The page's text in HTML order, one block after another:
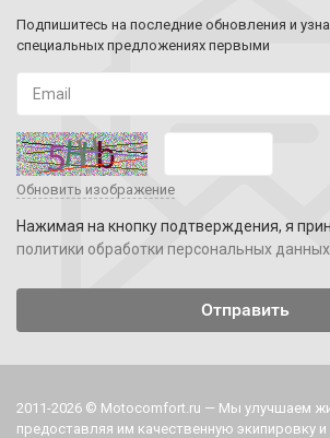
Подпишитесь на последние обновления и
специальных предложениях первыми
Обновить изображение
Нажимая на кнопку подтверждения, я
политики обработки персональных данных
2011-2026 © Motocomfort.ru — Мы улучшаем
предоставляя им качественную экипировку и